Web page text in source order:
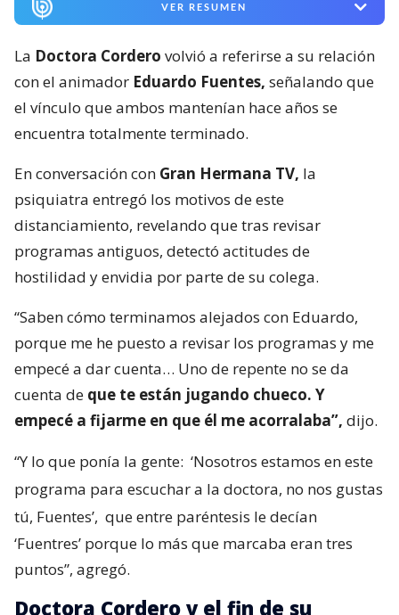
VER RESUMEN
La Doctora Cordero volvió a referirse a su relación
con el animador Eduardo Fuentes, señalando que
el vínculo que ambos mantenían hace años se
encuentra totalmente terminado.
En conversación con Gran Hermana TV, la
psiquiatra entregó los motivos de este
distanciamiento, revelando que tras revisar
programas antiguos, detectó actitudes de
hostilidad y envidia por parte de su colega.
“Saben cómo terminamos alejados con Eduardo,
porque me he puesto a revisar los programas y me
empecé a dar cuenta… Uno de repente no se da
cuenta de que te están jugando chueco. Y
empecé a fijarme en que él me acorralaba”, dijo.
“Y lo que ponía la gente: ‘Nosotros estamos en este
programa para escuchar a la doctora, no nos gustas
tú, Fuentes’, que entre paréntesis le decían
‘Fuentres’ porque lo más que marcaba eran tres
puntos”, agregó.
Doctora Cordero y el fin de su